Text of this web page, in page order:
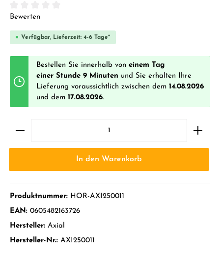
Durchschnittliche Bewertung von 0 von 5 Sternen
Bewerten
Verfügbar, Lieferzeit: 4-6 Tage*
Bestellen Sie innerhalb von einem Tag
einer Stunde 9 Minuten und Sie erhalten Ihre
Lieferung voraussichtlich zwischen dem 14.08.2026
und dem 17.08.2026.
In den Warenkorb
Produktnummer: HOR-AXI250011
EAN: 0605482163726
Hersteller: Axial
Hersteller-Nr.: AXI250011